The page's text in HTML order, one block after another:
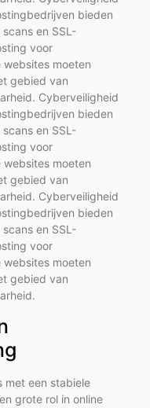
bieden
en SSL-
voor
websites moeten
gebied van
Cyberveiligheid
bieden
en SSL-
voor
websites moeten
gebied van
Cyberveiligheid
bieden
en SSL-
voor
websites moeten
gebied van
met een stabiele
grote rol in online